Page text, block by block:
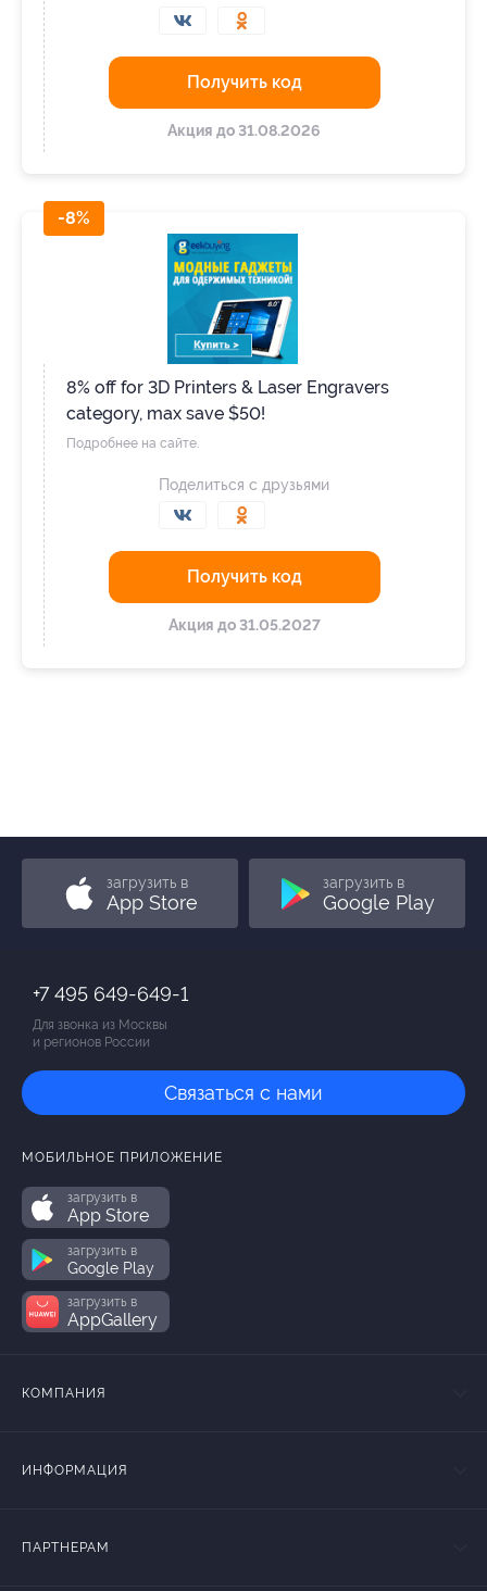
Получить код
Акция до 31.08.2026
-8%
8% off for 3D Printers & Laser Engravers
category, max save $50!
Подробнее на сайте.
Получить код
Акция до 31.05.2027
Поделиться с друзьями
загрузить в
App Store
загрузить в
Google Play
+7 495 649-649-1
Для звонка из Москвы
и регионов России
Связаться с нами
МОБИЛЬНОЕ ПРИЛОЖЕНИЕ
загрузить в
App Store
загрузить в
Google Play
загрузить в
AppGallery
КОМПАНИЯ
ИНФОРМАЦИЯ
ПАРТНЕРАМ